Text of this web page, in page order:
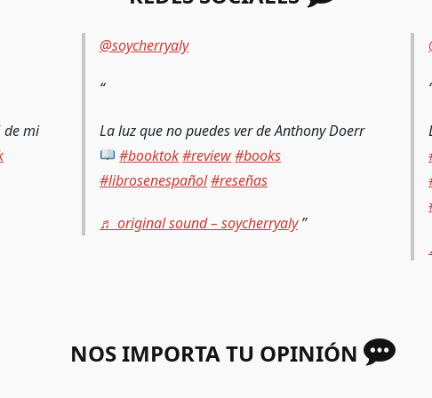
mi
@soycherryaly
La luz que no puedes ver de Anthony Doerr
#booktok#review#books
#librosenespañol#reseñas
♬ original sound – soycherryaly
NOS IMPORTA TU OPINIÓN